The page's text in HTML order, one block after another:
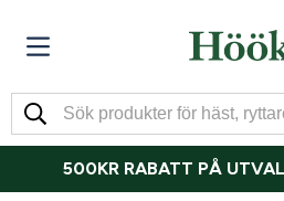
500KR RABATT PÅ